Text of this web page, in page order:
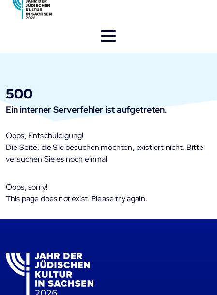
öffnen
500
Ein interner Serverfehler ist aufgetreten.
Oops, Entschuldigung!
Die Seite, die Sie besuchen möchten, existiert nicht. Bitte
versuchen Sie es noch einmal.
Oops, sorry!
This page does not exist. Please try again.